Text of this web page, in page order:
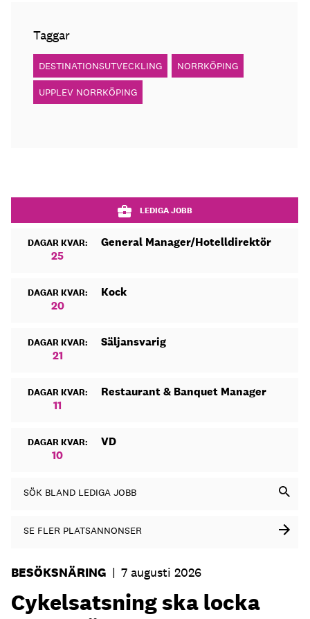
Taggar
DESTINATIONSUTVECKLING NORRKÖPING
UPPLEV NORRKÖPING
LEDIGA JOBB
DAGAR KVAR:
25
General Manager/Hotelldirektör
DAGAR KVAR:
20
Kock
DAGAR KVAR:
21
Säljansvarig
DAGAR KVAR:
11
Restaurant & Banquet Manager
DAGAR KVAR:
10
VD
SÖK BLAND LEDIGA JOBB
SE FLER PLATSANNONSER
BESÖKSNÄRING | 7 augusti 2026
Cykelsatsning ska locka